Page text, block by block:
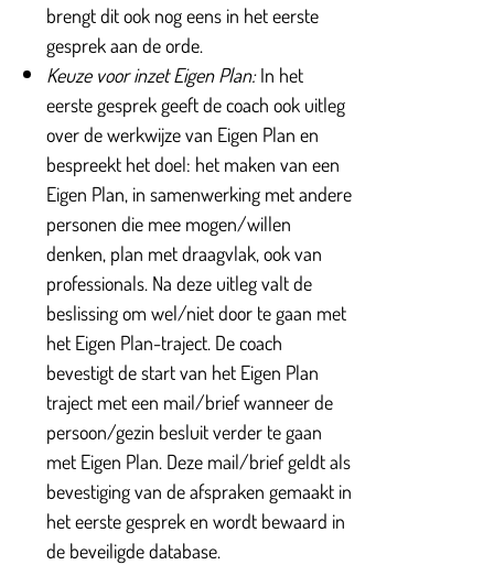
brengt dit ook nog eens in het eerste
gesprek aan de orde.
Keuze voor inzet Eigen Plan:In het
eerste gesprek geeft de coach ook uitleg
over de werkwijze van Eigen Plan en
bespreekt het doel: het maken van een
Eigen Plan, in samenwerking met andere
personen die mee mogen/willen
denken, plan met draagvlak, ook van
professionals. Na deze uitleg valt de
beslissing om wel/niet door te gaan met
het Eigen Plan-traject. De coach
bevestigt de start van het Eigen Plan
traject met een mail/brief wanneer de
persoon/gezin besluit verder te gaan
met Eigen Plan. Deze mail/brief geldt als
bevestiging van de afspraken gemaakt in
het eerste gesprek en wordt bewaard in
de beveiligde database.